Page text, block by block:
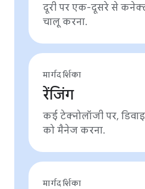
दूरी पर एक-दूसरे से
चालू करना.
मार्गदर्शिका
रेंजिंग
कई टेक्नोलॉजी पर,
को मैनेज करना.
मार्गदर्शिका